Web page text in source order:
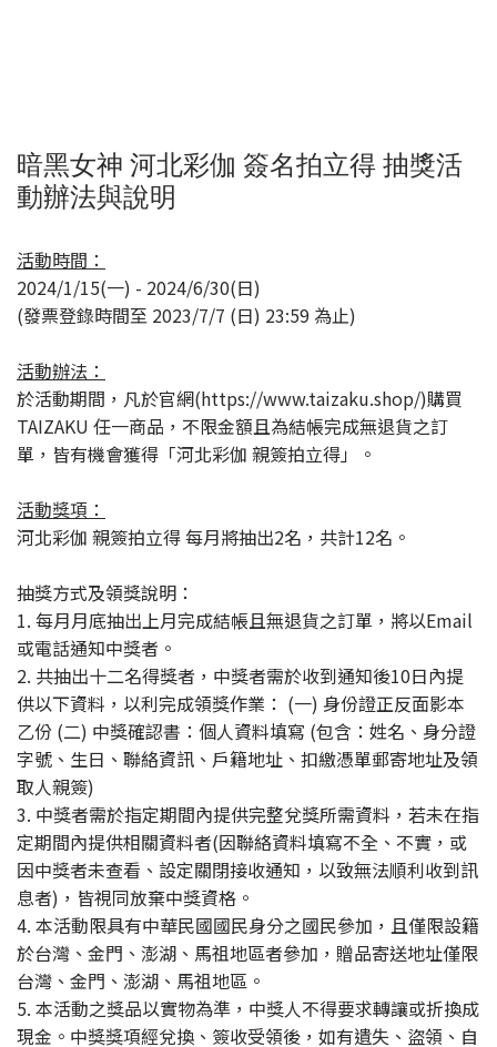
暗黑女神 河北彩伽 簽名拍立得 抽獎活
動辦法與說明
活動時間：
2024/1/15(一) - 2024/6/30(日)
(發票登錄時間至 2023/7/7 (日) 23:59 為止)
活動辦法：
於活動期間，凡於官網(https://www.taizaku.shop/)購買
TAIZAKU 任一商品，不限金額且為結帳完成無退貨之訂
單，皆有機會獲得「河北彩伽 親簽拍立得」。
活動獎項：
河北彩伽 親簽拍立得 每月將抽出2名，共計12名。
抽獎方式及領獎說明：
1. 每月月底抽出上月完成結帳且無退貨之訂單，將以Email
或電話通知中獎者。
2. 共抽出十二名得獎者，中獎者需於收到通知後10日內提
供以下資料，以利完成領獎作業： (一) 身份證正反面影本
乙份 (二) 中獎確認書：個人資料填寫 (包含：姓名、身分證
字號、生日、聯絡資訊、戶籍地址、扣繳憑單郵寄地址及領
取人親簽)
3. 中獎者需於指定期間內提供完整兌獎所需資料，若未在指
定期間內提供相關資料者(因聯絡資料填寫不全、不實，或
因中獎者未查看、設定關閉接收通知，以致無法順利收到訊
息者)，皆視同放棄中獎資格。
4. 本活動限具有中華民國國民身分之國民參加，且僅限設籍
於台灣、金門、澎湖、馬祖地區者參加，贈品寄送地址僅限
台灣、金門、澎湖、馬祖地區。
5. 本活動之獎品以實物為準，中獎人不得要求轉讓或折換成
現金。中獎獎項經兌換、簽收受領後，如有遺失、盜領、自